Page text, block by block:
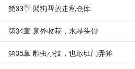
第33章 鬃狗帮的走私仓库
第34章 意外收获，水晶头骨
第35章 雕虫小技，也敢班门弄斧